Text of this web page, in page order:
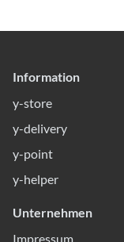
Information
y-store
y-delivery
y-point
y-helper
Unternehmen
Impressum